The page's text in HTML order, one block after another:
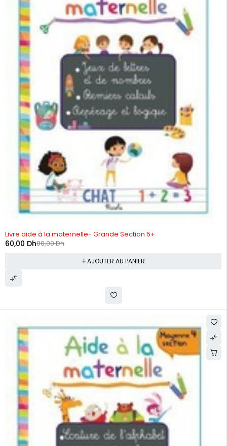
-25%
Livre aide à la maternelle- Grande Section 5+
80,00Dh
60,00 Dh
AJOUTER AU PANIER